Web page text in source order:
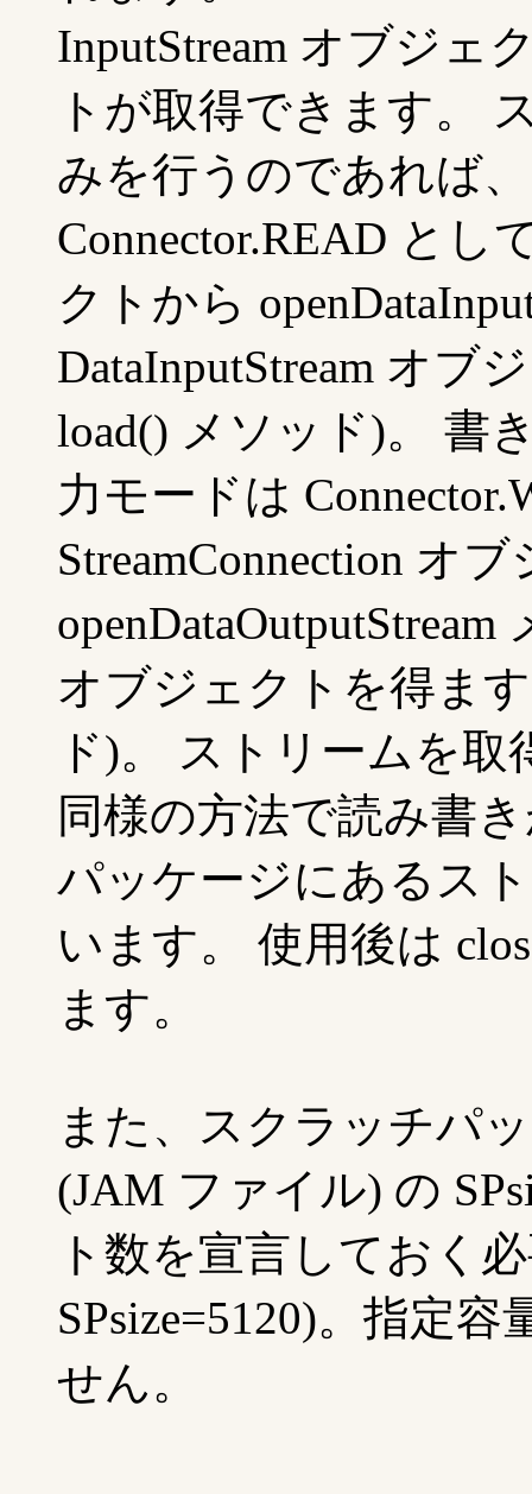
InputStream オブジェ
トが取得できます。
みを行うのであれば
Connector.READ とし
クトから
DataInputStream オブ
load() メソッド)。 書
力モードは
StreamConnection オ
openDataOutputStream
オブジェクトを得ま
ド)。 ストリームを取
同様の方法で読み書
パッケージにあるス
います。 使用後は
ます。
また、スクラッチパ
(JAM ファイル) の
ト数を宣言しておく
SPsize=5120)。指定
せん。